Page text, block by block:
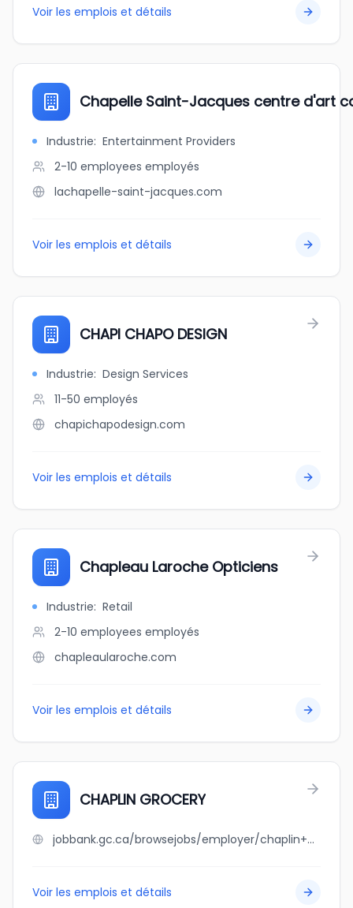
Voir les emplois et détails
Chapelle Saint-Jacques centre d'art
Industrie: Entertainment Providers
2-10 employees employés
lachapelle-saint-jacques.com
Voir les emplois et détails
CHAPI CHAPO DESIGN
Industrie: Design Services
11-50 employés
chapichapodesign.com
Voir les emplois et détails
Chapleau Laroche Opticiens
Industrie: Retail
2-10 employees employés
chapleaularoche.com
Voir les emplois et détails
CHAPLIN GROCERY
jobbank.gc.ca/browsejobs/employer/chaplin+grocery/ca
Voir les emplois et détails